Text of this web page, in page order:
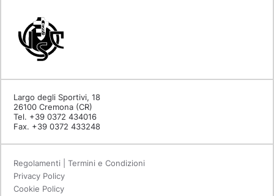
Largo degli Sportivi, 18
26100 Cremona (CR)
Tel. +39 0372 434016
Fax. +39 0372 433248
Regolamenti | Termini e Condizioni
Privacy Policy
Cookie Policy